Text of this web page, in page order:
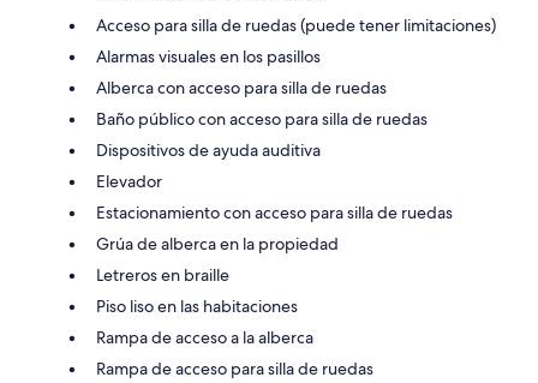
Acceso para silla de ruedas (puede tener limitaciones)
Alarmas visuales en los pasillos
Alberca con acceso para silla de ruedas
Baño público con acceso para silla de ruedas
Dispositivos de ayuda auditiva
Elevador
Estacionamiento con acceso para silla de ruedas
Grúa de alberca en la propiedad
Letreros en braille
Piso liso en las habitaciones
Rampa de acceso a la alberca
Rampa de acceso para silla de ruedas